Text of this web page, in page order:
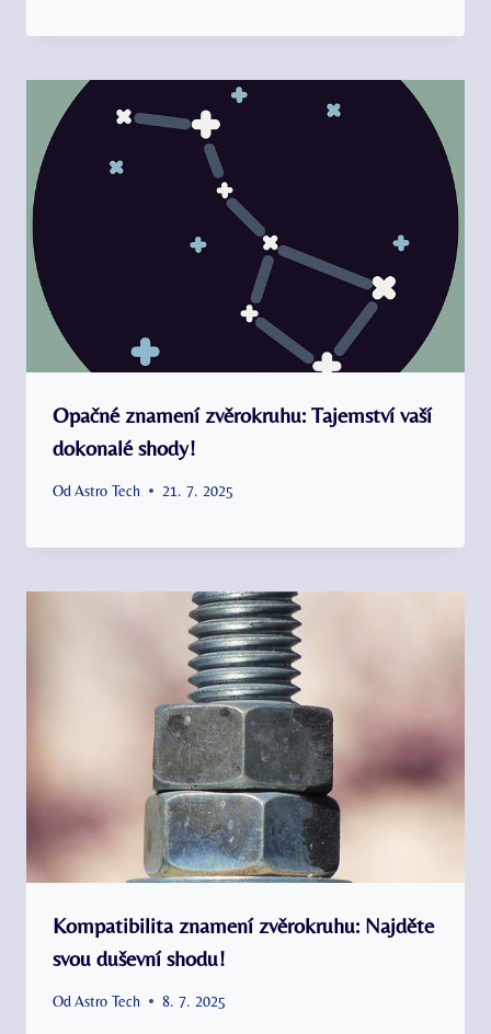
Opačné znamení zvěrokruhu: Tajemství vaší
dokonalé shody!
Od Astro Tech 21. 7. 2025
Kompatibilita znamení zvěrokruhu: Najděte
svou duševní shodu!
Od Astro Tech 8. 7. 2025